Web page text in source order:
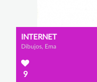
INTERNET
Dibujos, Ema
9